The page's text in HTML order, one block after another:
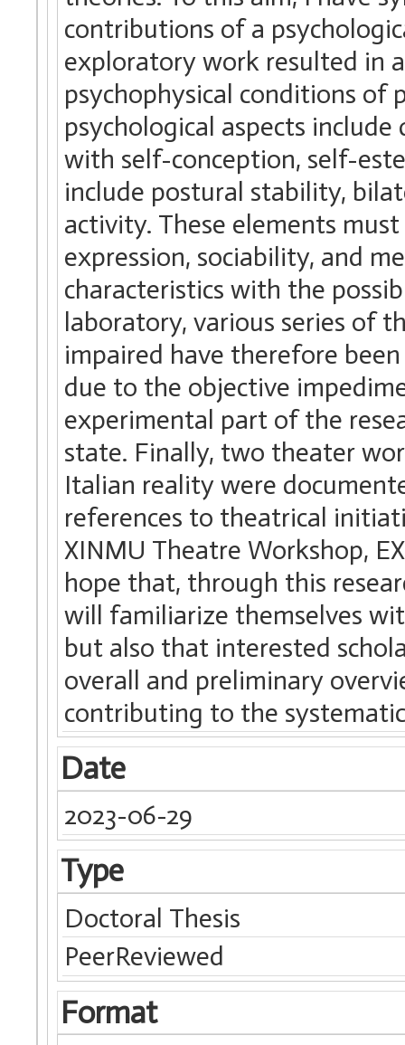
contributions of a
exploratory work resulted in
psychophysical conditions of
psychological aspects
with self-conception, self-
include postural stability,
activity. These elements
expression, sociability, and
characteristics with the
laboratory, various series of
impaired have therefore
due to the objective
experimental part of the
state. Finally, two theater
Italian reality were
references to theatrical
XINMU Theatre Workshop,
hope that, through this
will familiarize themselves
but also that interested
overall and preliminary
contributing to the
Date
2023-06-29
Type
Doctoral Thesis
PeerReviewed
Format